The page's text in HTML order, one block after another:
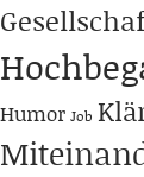
Humor Job